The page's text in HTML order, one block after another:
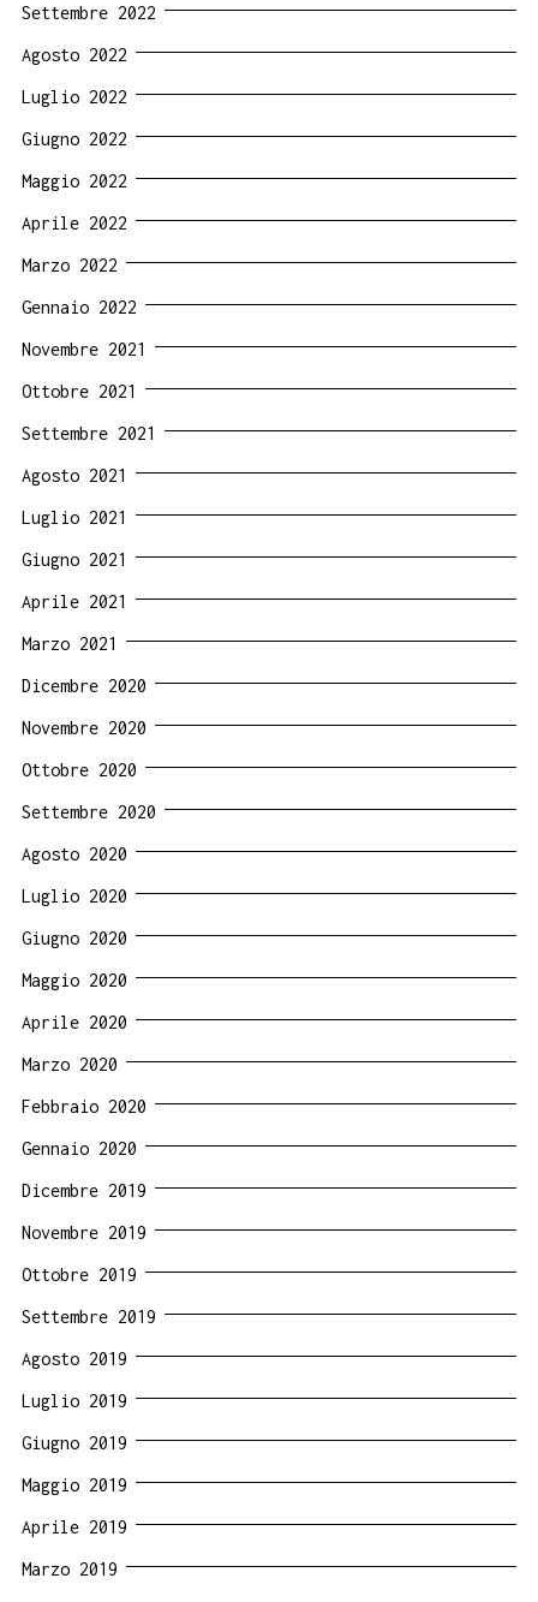
Settembre 2022
Agosto 2022
Luglio 2022
Giugno 2022
Maggio 2022
Aprile 2022
Marzo 2022
Gennaio 2022
Novembre 2021
Ottobre 2021
Settembre 2021
Agosto 2021
Luglio 2021
Giugno 2021
Aprile 2021
Marzo 2021
Dicembre 2020
Novembre 2020
Ottobre 2020
Settembre 2020
Agosto 2020
Luglio 2020
Giugno 2020
Maggio 2020
Aprile 2020
Marzo 2020
Febbraio 2020
Gennaio 2020
Dicembre 2019
Novembre 2019
Ottobre 2019
Settembre 2019
Agosto 2019
Luglio 2019
Giugno 2019
Maggio 2019
Aprile 2019
Marzo 2019